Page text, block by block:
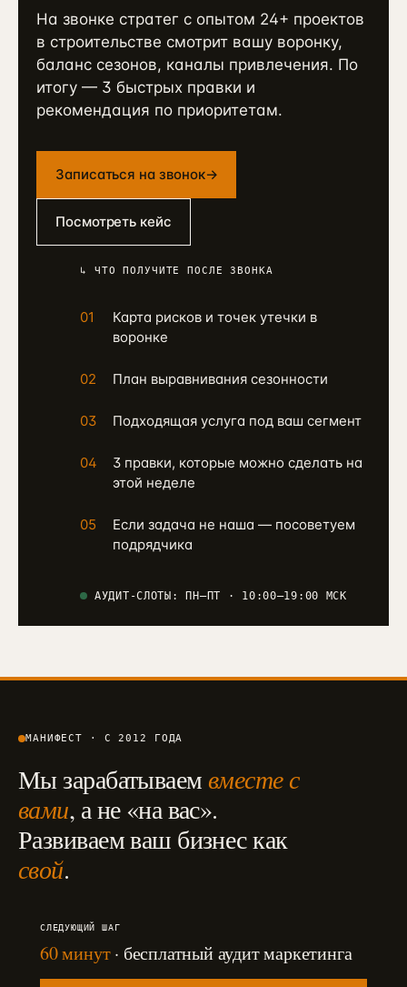
На звонке стратег с опытом 24+ проектов
в строительстве смотрит вашу воронку,
баланс сезонов, каналы привлечения. По
итогу — 3 быстрых правки и
рекомендация по приоритетам.
Записаться на звонок→
Посмотреть кейс
↳ ЧТО ПОЛУЧИТЕ ПОСЛЕ ЗВОНКА
01
Карта рисков и точек утечки в
воронке
02 План выравнивания сезонности
03 Подходящая услуга под ваш сегмент
04
3 правки, которые можно сделать на
этой неделе
05
Если задача не наша — посоветуем
подрядчика
АУДИТ-СЛОТЫ: ПН–ПТ · 10:00–19:00 МСК
МАНИФЕСТ · С 2012 ГОДА
Мы зарабатываемвместе с
вами, а не «на вас».
Развиваем ваш бизнес как
свой.
СЛЕДУЮЩИЙ ШАГ
60 минут· бесплатный аудит маркетинга